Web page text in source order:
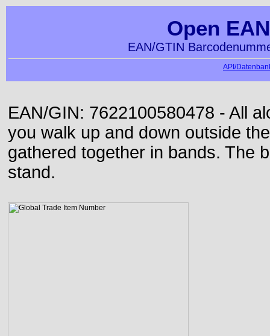
Open
EAN/GTIN
API/
EAN/GIN: 7622100580478 - All
you walk up and down outside
gathered together in bands. The
stand.